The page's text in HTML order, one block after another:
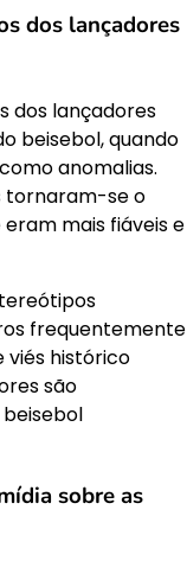
dos lançadores
dos lançadores
beisebol, quando
anomalias.
tornaram-se o
mais fiáveis e
frequentemente
viés histórico
são
sobre as